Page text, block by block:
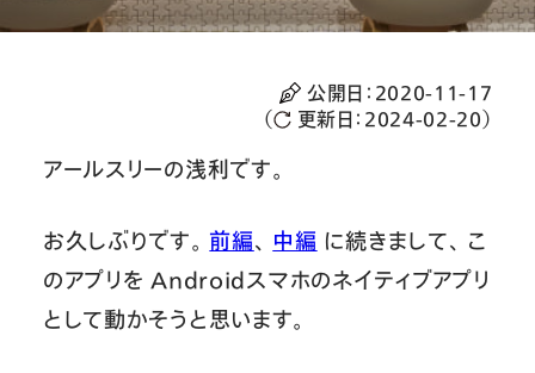
公開日： 2020-11-17
（
更新日： 2024-02-20）
アールスリーの浅利です。
お久しぶりです。 前編、 中編 に続きまして、 こ
のアプリを Androidスマホのネイティブアプリ
として動かそうと思います。